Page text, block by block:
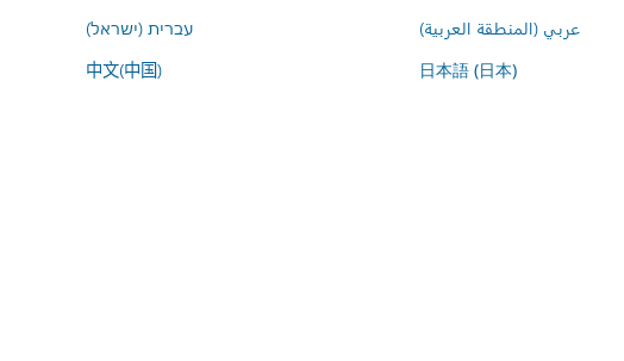
עברית (ישראל)
عربي (المنطقة العربية)
中文(中国) 日本語 (日本)